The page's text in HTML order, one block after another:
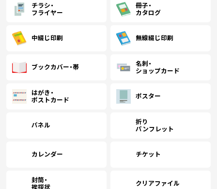
チラシ・
フライヤー
冊子・
カタログ
中綴じ印刷 無線綴じ印刷
ブックカバー・帯
名刺・
ショップカード
はがき・
ポストカード
ポスター
パネル
折り
パンフレット
カレンダー チケット
封筒・
挨拶状
クリアファイル